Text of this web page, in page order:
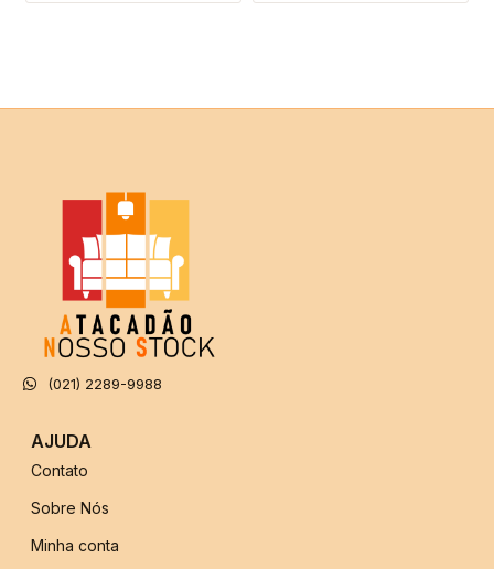
(021) 2289-9988
AJUDA
Contato
Sobre Nós
Minha conta